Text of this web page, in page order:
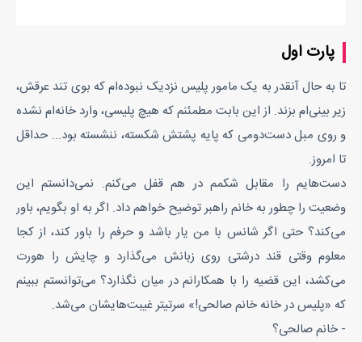
پارت اول
تا به حال آنقدر به یک مامور پلیس نزدیک نبوده‌ام که بوی تند عرقش،
زیر بینی‌ام بزند. از این بابت مطمئنم که هیچ پلیسی، وارد خانه‌ام نشده
و روی مبل‌ دست‌دومی که پایه پشتش شکسته، ننشسته بود... حداقل
تا امروز.
دست‌هایم را مقابل شکمم در هم قفل می‌کنم. نمی‌دانستم این
وضعیت را چطور به خانم راهبر توضیح خواهم داد. اگر به او بگویم، باور
می‌کند؟ حتی اگر شانس با من یار باشد و حرفم را باور کند، از کجا
معلوم وقتی قند درشتی روی زبانش می‌گذارد و چایش را هورت
می‌کشد، این قضیه را با همکارانم در میان نگذارد؟ می‌توانستم ببینم
که «پلیس در خانه خانم صالحی!» سرتیتر غیبت‌هایشان می‌شد.
- خانم صالحی؟